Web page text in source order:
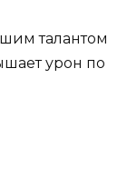
талантом
урон по